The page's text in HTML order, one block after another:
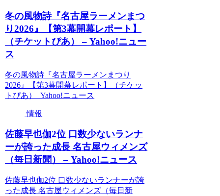
冬の風物詩『名古屋ラーメンまつ
り2026』【第3幕開幕レポート】
（チケットぴあ） – Yahoo!ニュー
ス
冬の風物詩『名古屋ラーメンまつり
2026』【第3幕開幕レポート】（チケッ
トぴあ） Yahoo!ニュース
情報
佐藤早也伽2位 口数少ないランナ
ーが誇った成長 名古屋ウィメンズ
（毎日新聞） – Yahoo!ニュース
佐藤早也伽2位 口数少ないランナーが誇
った成長 名古屋ウィメンズ（毎日新